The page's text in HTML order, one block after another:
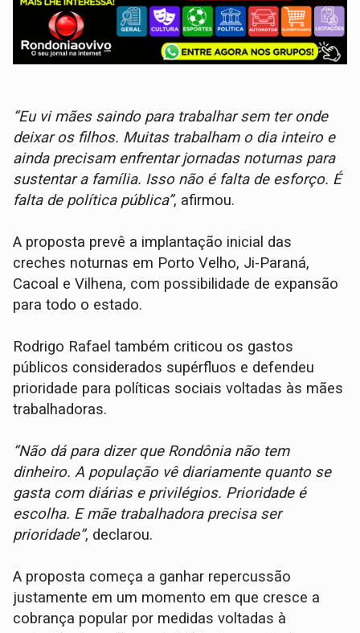
“Eu vi mães saindo para trabalhar sem ter onde
deixar os filhos. Muitas trabalham o dia inteiro e
ainda precisam enfrentar jornadas noturnas para
sustentar a família. Isso não é falta de esforço. É
falta de política pública”, afirmou.
A proposta prevê a implantação inicial das
creches noturnas em Porto Velho, Ji-Paraná,
Cacoal e Vilhena, com possibilidade de expansão
para todo o estado.
Rodrigo Rafael também criticou os gastos
públicos considerados supérfluos e defendeu
prioridade para políticas sociais voltadas às mães
trabalhadoras.
“Não dá para dizer que Rondônia não tem
dinheiro. A população vê diariamente quanto se
gasta com diárias e privilégios. Prioridade é
escolha. E mãe trabalhadora precisa ser
prioridade”, declarou.
A proposta começa a ganhar repercussão
justamente em um momento em que cresce a
cobrança popular por medidas voltadas à